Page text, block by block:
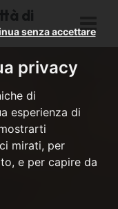
privacy
di
esperienza di
mirati, per
e per capire da
senza accettare
di